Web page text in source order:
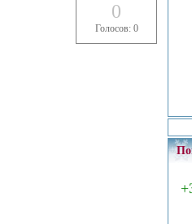
0
Голосов: 0